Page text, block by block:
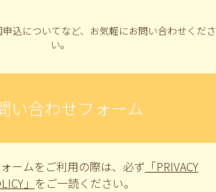
込についてなど、
お気軽にお問い合わせくださ
い。
い合わせフォーム
ームをご利用の際は、 必ず 「PRIVACY
」 をご一読ください。